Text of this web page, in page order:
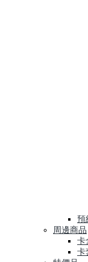
預
周邊商品
卡
卡